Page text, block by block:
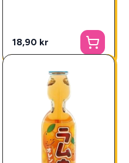
18,90 kr